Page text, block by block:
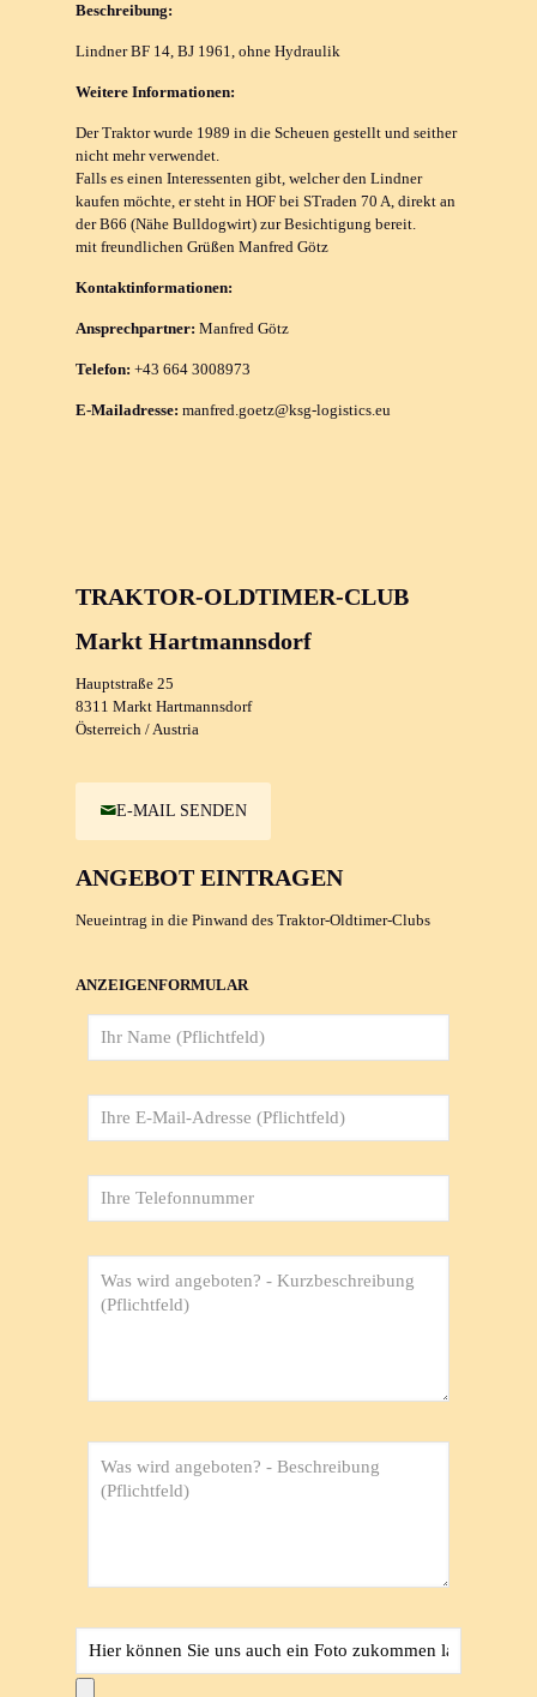
Beschreibung:
Lindner BF 14, BJ 1961, ohne Hydraulik
Weitere Informationen:
Der Traktor wurde 1989 in die Scheuen gestellt und seither
nicht mehr verwendet.
Falls es einen Interessenten gibt, welcher den Lindner
kaufen möchte, er steht in HOF bei STraden 70 A, direkt an
der B66 (Nähe Bulldogwirt) zur Besichtigung bereit.
mit freundlichen Grüßen Manfred Götz
Kontaktinformationen:
Ansprechpartner: Manfred Götz
Telefon: +43 664 3008973
E-Mailadresse: manfred.goetz@ksg-logistics.eu
TRAKTOR-OLDTIMER-CLUB
Markt Hartmannsdorf
Hauptstraße 25
8311 Markt Hartmannsdorf
Österreich / Austria
E-MAIL SENDEN
ANGEBOT EINTRAGEN
Neueintrag in die Pinwand des Traktor-Oldtimer-Clubs
ANZEIGENFORMULAR